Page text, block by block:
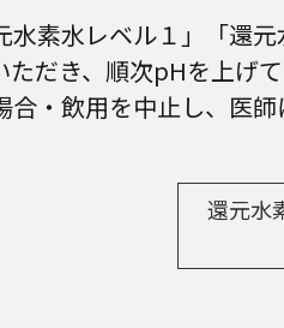
素水レベル１」「還
だき、順次pHを上げ
・飲用を中止し、医師
還元水